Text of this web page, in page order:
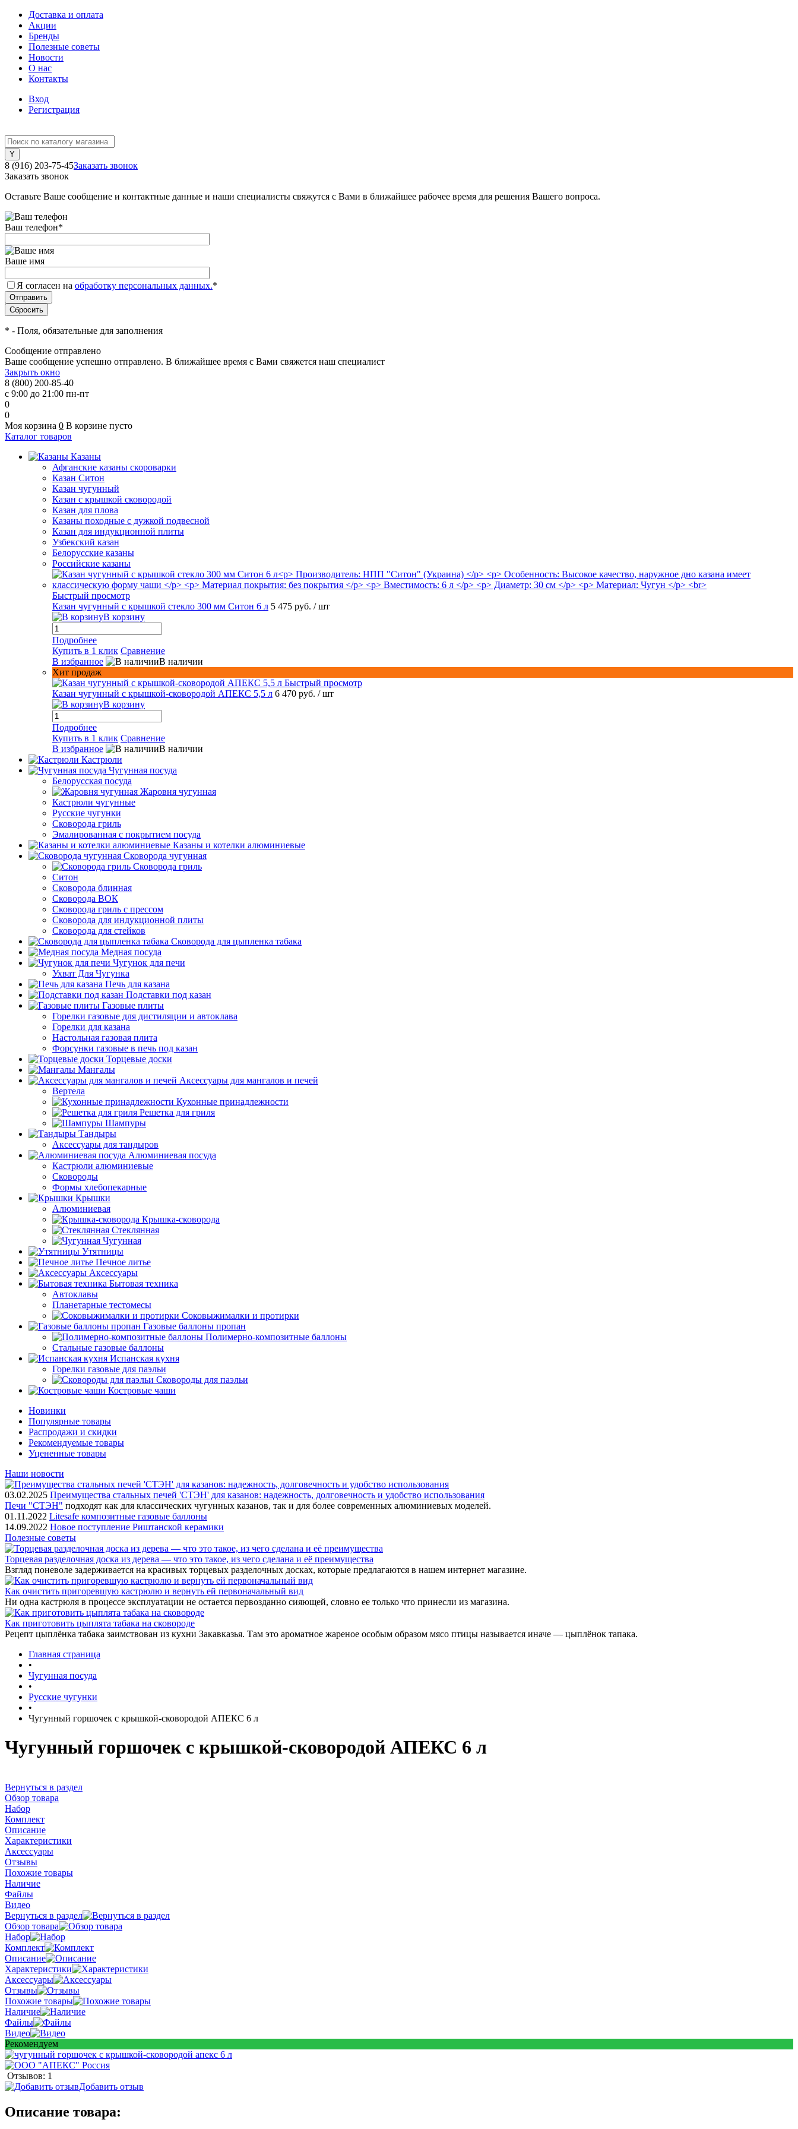
Доставка и оплата
Акции
Бренды
Полезные советы
Новости
О нас
Контакты
Вход
Регистрация
8 (916) 203-75-45Заказать звонок
Заказать звонок
Оставьте Ваше сообщение и контактные данные и наши специалисты свяжутся с Вами в ближайшее рабочее время для решения Вашего вопроса.
Ваш телефон*
Ваше имя
Я согласен на обработку персональных данных.*
* - Поля, обязательные для заполнения
Сообщение отправлено
Ваше сообщение успешно отправлено. В ближайшее время с Вами свяжется наш специалист
Закрыть окно
8 (800) 200-85-40
с 9:00 до 21:00 пн-пт
0
0
Моя корзина 0 В корзине пусто
Каталог товаров
Казаны
Афганские казаны скороварки
Казан Ситон
Казан чугунный
Казан с крышкой сковородой
Казан для плова
Казаны походные с дужкой подвесной
Казан для индукционной плиты
Узбекский казан
Белорусские казаны
Российские казаны
Быстрый просмотр
Казан чугунный с крышкой стекло 300 мм Ситон 6 л 5 475 руб. / шт
В корзину
Подробнее
Купить в 1 клик Сравнение
В избранное
В наличии
Хит продаж
Быстрый просмотр
Казан чугунный с крышкой-сковородой АПЕКС 5,5 л 6 470 руб. / шт
В корзину
Подробнее
Купить в 1 клик Сравнение
В избранное
В наличии
Кастрюли
Чугунная посуда
Белорусская посуда
Жаровня чугунная
Кастрюли чугунные
Русские чугунки
Сковорода гриль
Эмалированная с покрытием посуда
Казаны и котелки алюминиевые
Сковорода чугунная
Сковорода гриль
Ситон
Сковорода блинная
Сковорода ВОК
Сковорода гриль с прессом
Сковорода для индукционной плиты
Сковорода для стейков
Сковорода для цыпленка табака
Медная посуда
Чугунок для печи
Ухват Для Чугунка
Печь для казана
Подставки под казан
Газовые плиты
Горелки газовые для дистиляции и автоклава
Горелки для казана
Настольная газовая плита
Форсунки газовые в печь под казан
Торцевые доски
Мангалы
Аксессуары для мангалов и печей
Вертела
Кухонные принадлежности
Решетка для гриля
Шампуры
Тандыры
Аксессуары для тандыров
Алюминиевая посуда
Кастрюли алюминиевые
Сковороды
Формы хлебопекарные
Крышки
Алюминиевая
Крышка-сковорода
Стеклянная
Чугунная
Утятницы
Печное литье
Аксессуары
Бытовая техника
Автоклавы
Планетарные тестомесы
Соковыжималки и протирки
Газовые баллоны пропан
Полимерно-композитные баллоны
Стальные газовые баллоны
Испанская кухня
Горелки газовые для паэльи
Сковороды для паэльи
Костровые чаши
Новинки
Популярные товары
Распродажи и скидки
Рекомендуемые товары
Уцененные товары
Наши новости
03.02.2025 Преимущества стальных печей 'СТЭН' для казанов: надежность, долговечность и удобство использования
Печи "СТЭН" подходят как для классических чугунных казанов, так и для более современных алюминиевых моделей.
01.11.2022 Litesafe композитные газовые баллоны
14.09.2022 Новое поступление Риштанской керамики
Полезные советы
Торцевая разделочная доска из дерева — что это такое, из чего сделана и её преимущества
Взгляд поневоле задерживается на красивых торцевых разделочных досках, которые предлагаются в нашем интернет магазине.
Как очистить пригоревшую кастрюлю и вернуть ей первоначальный вид
Ни одна кастрюля в процессе эксплуатации не остается первозданно сияющей, словно ее только что принесли из магазина.
Как приготовить цыплята табака на сковороде
Рецепт цыплёнка табака заимствован из кухни Закавказья. Там это ароматное жареное особым образом мясо птицы называется иначе — цыплёнок тапака.
Главная страница
•
Чугунная посуда
•
Русские чугунки
•
Чугунный горшочек с крышкой-сковородой АПЕКС 6 л
Чугунный горшочек с крышкой-сковородой АПЕКС 6 л
Вернуться в раздел
Обзор товара
Набор
Комплект
Описание
Характеристики
Аксессуары
Отзывы
Похожие товары
Наличие
Файлы
Видео
Вернуться в раздел
Обзор товара
Набор
Комплект
Описание
Характеристики
Аксессуары
Отзывы
Похожие товары
Наличие
Файлы
Видео
Рекомендуем
Отзывов: 1
Добавить отзыв
Описание товара: